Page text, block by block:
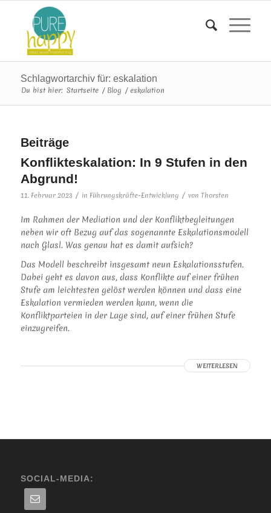
Schlagwortarchiv für: eskalation
Du bist hier: Startseite / Blog / eskalation
Beiträge
Konflikteskalation: In 9 Stufen in den
Abgrund!
11. Februar 2023 / in Führungskräfte-Entwicklung / von Thorsten
Im Rahmen der Mediation und der Konfliktbegleitungen
neben wir oft Bezug auf das sogenannte Eskalationsmodell
nach Glasl. Was genau hat es damit aufsich?
Das Modell beschreibt insgesamt neun Eskalationsstufen.
Dabei geht es davon aus, dass Konflikte auf einer frühen
Stufe am leichtesten gelöst werden können und dass eine
Eskalation vermieden werden kann, wenn die
Konfliktparteien in der Lage sind, auf einer frühen Stufe
einzugreifen.
WEITERLESEN
SOCIAL-MEDIA: